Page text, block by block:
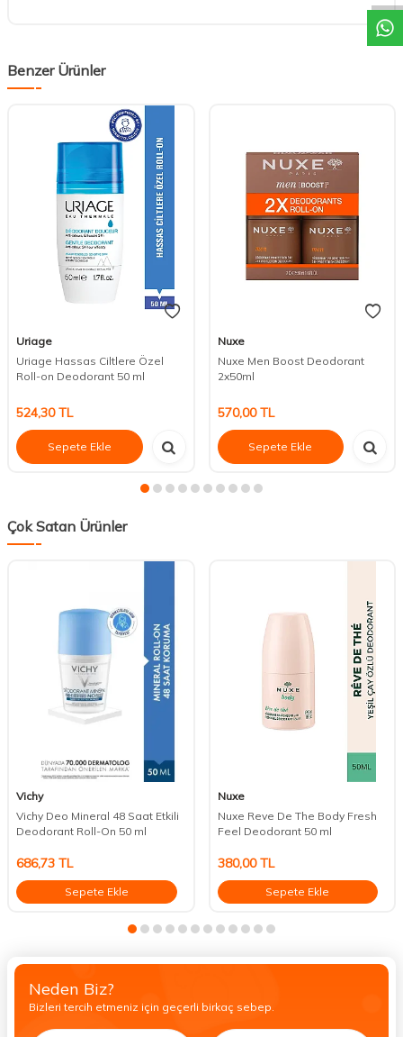
Benzer Ürünler
Uriage
Uriage Hassas Ciltlere Özel
Roll-on Deodorant 50 ml
524,30TL
Sepete Ekle
Nuxe
Nuxe Men Boost Deodorant
2x50ml
570,00TL
Sepete Ekle
Çok Satan Ürünler
Vichy
Vichy Deo Mineral 48 Saat Etkili
Deodorant Roll-On 50 ml
686,73 TL
Sepete Ekle
Nuxe
Nuxe Reve De The Body Fresh
Feel Deodorant 50 ml
380,00TL
Sepete Ekle
Neden Biz?
Bizleri tercih etmeniz için geçerli birkaç sebep.